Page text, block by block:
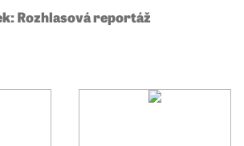
Rozhlasová reportáž